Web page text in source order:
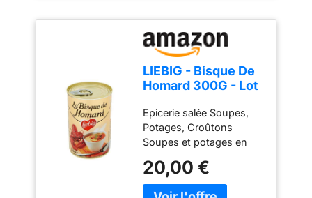
LIEBIG - Bisque De
Homard 300G - Lot
offre
Epicerie salée Soupes,
Potages, Croûtons
Soupes et potages en
Homard 300G
20,00 €